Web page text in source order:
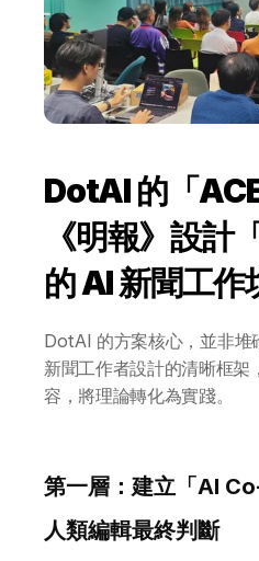
DotAI 的「
《明報》設計
的 AI 新聞工作
DotAI 的方案核心，並非堆
新聞工作者設計的清晰框架
容，將理論轉化為實踐。
第一層：建立「AI
人類編輯最終判斷